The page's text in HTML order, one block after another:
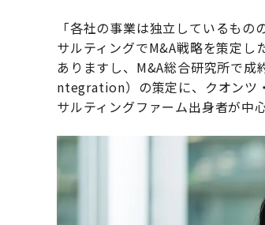
「各社の事業は独立しているも
サルティングでM&A戦略を策定し
ありますし、M&A総合研究所で
ntegration）の策定に、クオンツ
サルティングファーム出身者が中